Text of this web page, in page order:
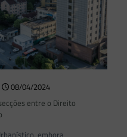
08/04/2024
entre o Direito
embora